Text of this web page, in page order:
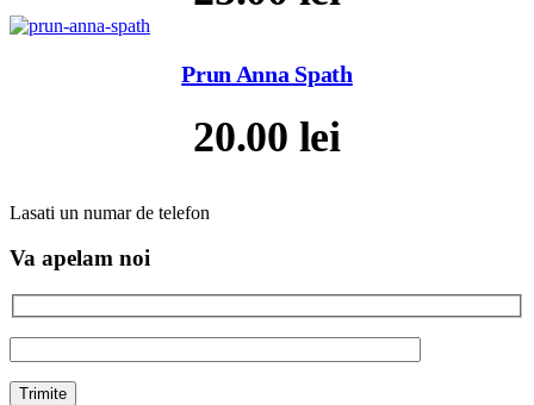
Prun Anna Spath
20.00 lei
Lasati un numar de telefon
Va apelam noi